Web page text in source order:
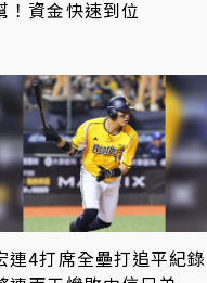
！資金快速到位
連4打席全壘打追平紀